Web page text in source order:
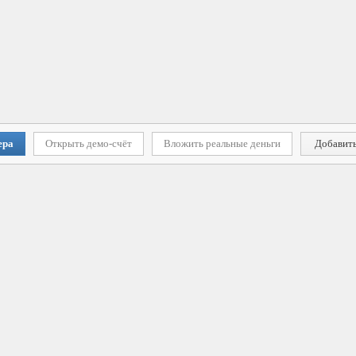
Открыть демо-счёт Вложить реальные деньги